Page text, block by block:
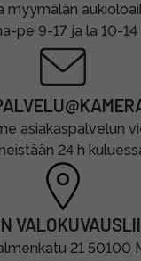
myymälän
pe 9-17 ja la 10-14
asiakaspalvelun
24 h
21 50100